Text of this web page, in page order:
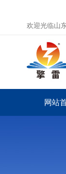
欢迎光临山
网站